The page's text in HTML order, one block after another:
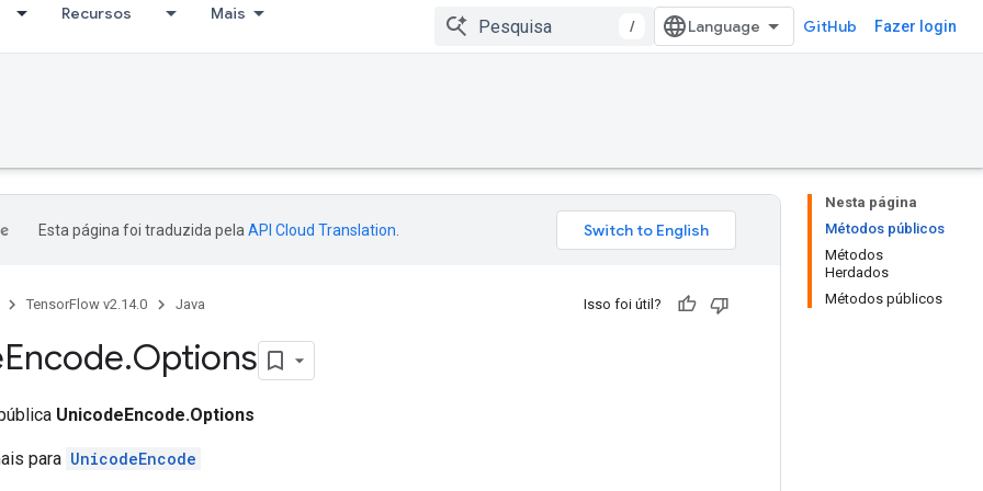
Recursos Mais
/ GitHub Fazer login
Nesta página
Métodos públicos
Métodos
Herdados
Métodos públicos
Esta página foi traduzida pela API Cloud Translation
TensorFlow v2.14.0 Java Isso foi útil?
Encode.Options
UnicodeEncode.Options
para UnicodeEncode